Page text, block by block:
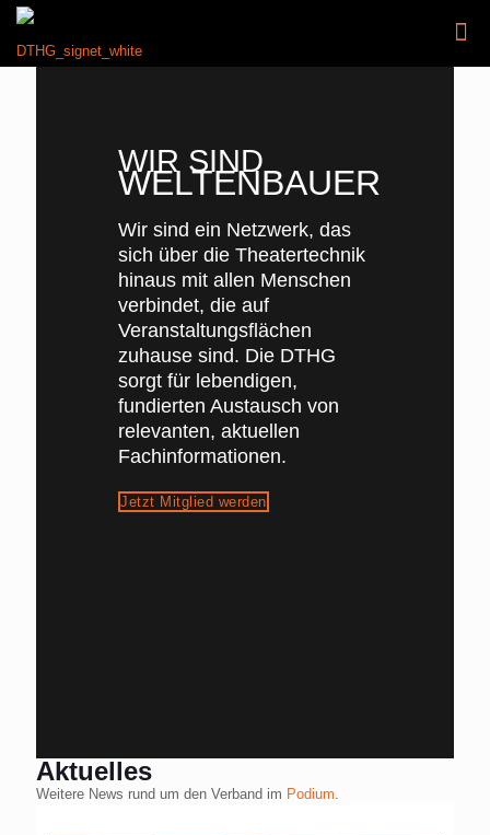
WIR SIND
WELTENBAUER
Wir sind ein Netzwerk, das
sich über die Theatertechnik
hinaus mit allen Menschen
verbindet, die auf
Veranstaltungsflächen
zuhause sind. Die DTHG
sorgt für lebendigen,
fundierten Austausch von
relevanten, aktuellen
Fachinformationen.
Jetzt Mitglied werden
Aktuelles
Weitere News rund um den Verband im Podium.